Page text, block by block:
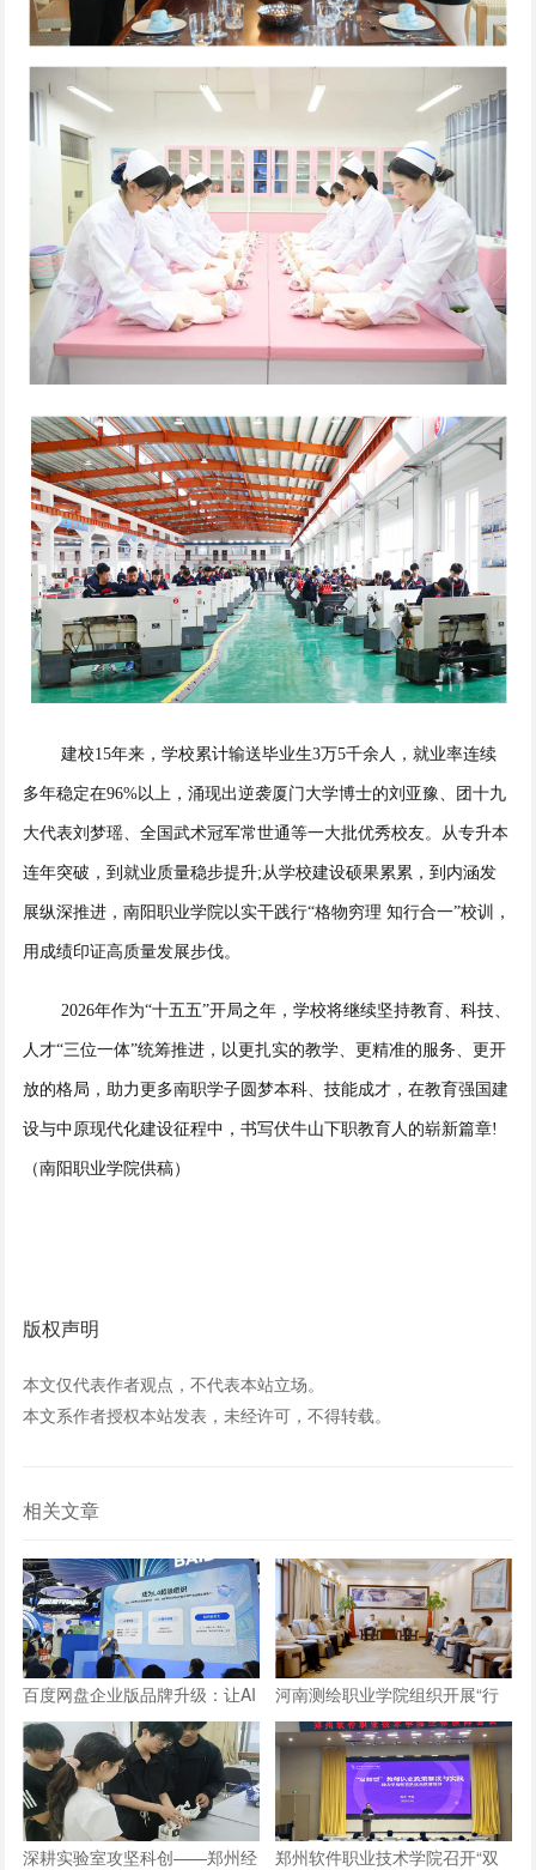
建校15年来，学校累计输送毕业生3万5千余人，就业率连续
多年稳定在96%以上，涌现出逆袭厦门大学博士的刘亚豫、团十九
大代表刘梦瑶、全国武术冠军常世通等一大批优秀校友。从专升本
连年突破，到就业质量稳步提升;从学校建设硕果累累，到内涵发
展纵深推进，南阳职业学院以实干践行“格物穷理 知行合一”校训，
用成绩印证高质量发展步伐。
2026年作为“十五五”开局之年，学校将继续坚持教育、科技、
人才“三位一体”统筹推进，以更扎实的教学、更精准的服务、更开
放的格局，助力更多南职学子圆梦本科、技能成才，在教育强国建
设与中原现代化建设征程中，书写伏牛山下职教育人的崭新篇章!
（南阳职业学院供稿）
版权声明
本文仅代表作者观点，不代表本站立场。
本文系作者授权本站发表，未经许可，不得转载。
相关文章
百度网盘企业版品牌升级：让AI
长在数字资产上，成就“超级组
织”
河南测绘职业学院组织开展“行
走的思政课”实践教学活动
深耕实验室攻坚科创——郑州经 郑州软件职业技术学院召开“双